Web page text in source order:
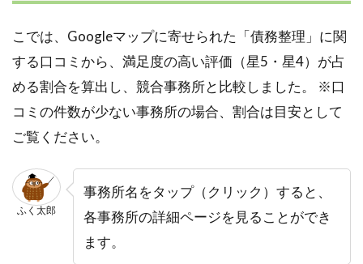
こでは、Googleマップに寄せられた「債務整理」に関
する口コミから、満足度の高い評価（星5・星4）が占
める割合を算出し、競合事務所と比較しました。 ※口
コミの件数が少ない事務所の場合、割合は目安として
ご覧ください。
ふく太郎
事務所名をタップ（クリック）すると、
各事務所の詳細ページを見ることができ
ます。